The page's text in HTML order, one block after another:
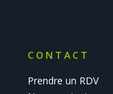
CONTACT
Prendre un RDV